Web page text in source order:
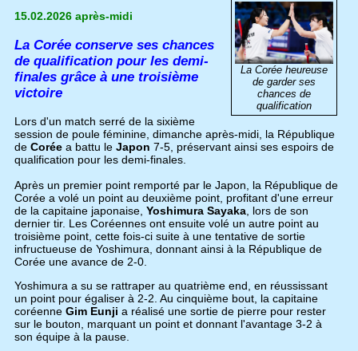
La Corée heureuse
de garder ses
chances de
qualification
15.02.2026 après-midi
La Corée conserve ses chances
de qualification pour les demi-
finales grâce à une troisième
victoire
Lors d'un match serré de la sixième
session de poule féminine, dimanche après-midi, la République
de Corée a battu le Japon 7-5, préservant ainsi ses espoirs de
qualification pour les demi-finales.
Après un premier point remporté par le Japon, la République de
Corée a volé un point au deuxième point, profitant d'une erreur
de la capitaine japonaise, Yoshimura Sayaka, lors de son
dernier tir. Les Coréennes ont ensuite volé un autre point au
troisième point, cette fois-ci suite à une tentative de sortie
infructueuse de Yoshimura, donnant ainsi à la République de
Corée une avance de 2-0.
Yoshimura a su se rattraper au quatrième end, en réussissant
un point pour égaliser à 2-2. Au cinquième bout, la capitaine
coréenne Gim Eunji a réalisé une sortie de pierre pour rester
sur le bouton, marquant un point et donnant l'avantage 3-2 à
son équipe à la pause.